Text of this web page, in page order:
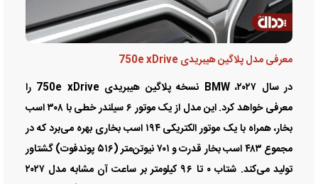
معرفی مدل پلاگین هیبریدی 750e xDrive
در سال ۲۰۲۷، BMW نسخه پلاگین هیبریدی 750e xDrive را
معرفی خواهد کرد. این مدل از یک موتور ۶ سیلندر خطی با ۳۰۸ اسب
بخار، همراه با یک موتور الکتریکی ۱۹۴ اسب بخاری بهره می‌برد که در
مجموع ۴۸۳ اسب بخار قدرت و ۷۰۱ نیوتن‌متر (۵۱۶ پوندفوت) گشتاور
تولید می‌کند. شتاب ۰ تا ۹۶ کیلومتر بر ساعت آن مشابه مدل ۲۰۲۷